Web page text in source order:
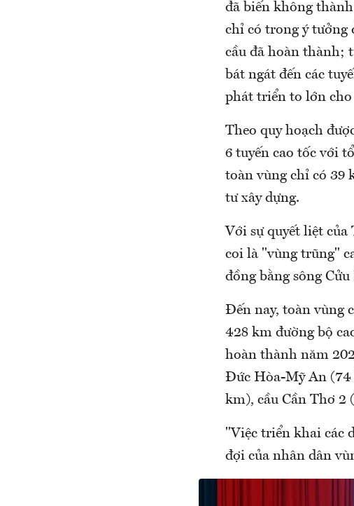
đã biến không
chỉ có trong ý tưởng
cầu đã hoàn thành;
bát ngát đến các
phát triển to lớn cho
Theo quy hoạch
6 tuyến cao tốc với
toàn vùng chỉ có 39
tư xây dựng.
Với sự quyết liệt của
coi là "vùng trũng"
đồng bằng sông
Đến nay, toàn vùng
428 km đường bộ
hoàn thành năm
Đức Hòa-Mỹ An (74
km), cầu Cần Thơ 2
"Việc triển khai các
đợi của nhân dân